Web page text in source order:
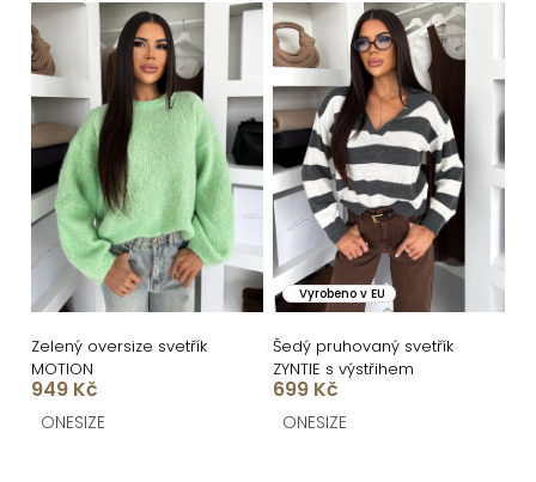
Zelený oversize svetřík
MOTION
949 Kč
ONESIZE
Vyrobeno v EU
Šedý pruhovaný svetřík
ZYNTIE s výstřihem
699 Kč
ONESIZE